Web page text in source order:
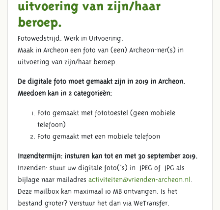
uitvoering van zijn/haar
beroep.
Fotowedstrijd: Werk in Uitvoering.
Maak in Archeon een foto van (een) Archeon-ner(s) in
uitvoering van zijn/haar beroep.
De digitale foto moet gemaakt zijn in 2019 in Archeon.
Meedoen kan in 2 categorieën:
Foto gemaakt met fototoestel (geen mobiele
telefoon)
Foto gemaakt met een mobiele telefoon
Inzendtermijn: insturen kan tot en met 30 september 2019.
Inzenden: stuur uw digitale foto(‘s) in .JPEG of .JPG als
bijlage naar mailadres activiteiten@vrienden-archeon.nl
Deze mailbox kan maximaal 10 MB ontvangen. Is het
bestand groter? Verstuur het dan via WeTransfer.